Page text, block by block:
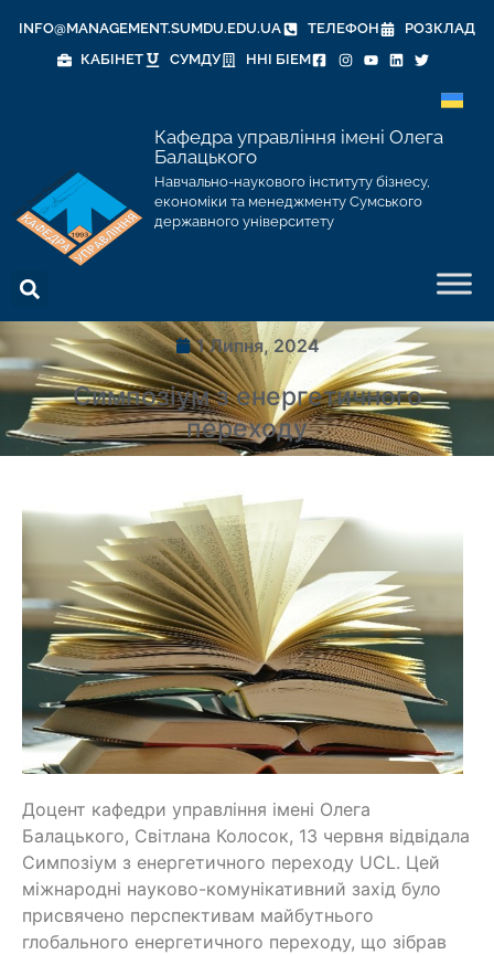
INFO@MANAGEMENT.SUMDU.EDU.UA ТЕЛЕФОН
РОЗКЛАД
КАБІНЕТ
СУМДУ ННІ БІЕМ
Кафедра управління імені Олега
Балацького
Навчально-наукового інституту бізнесу,
економіки та менеджменту Сумського
державного університету
1 Липня, 2024
Симпозіум з енергетичного
переходу
Доцент кафедри управління імені Олега
Балацького, Світлана Колосок, 13 червня відвідала
Симпозіум з енергетичного переходу UCL. Цей
міжнародні науково-комунікативний захід було
присвячено перспективам майбутнього
глобального енергетичного переходу, що зібрав